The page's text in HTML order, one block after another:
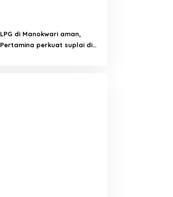
LPG di Manokwari aman,
Pertamina perkuat suplai di